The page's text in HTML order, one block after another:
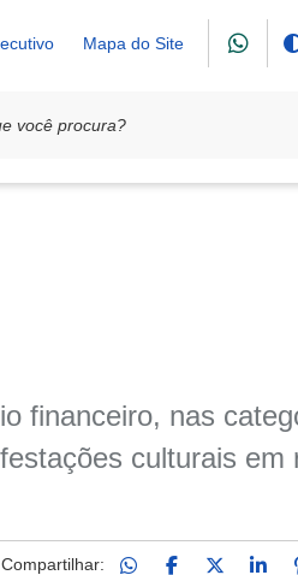
Mapa do Site
financeiro, nas
culturais em
Compartilhar: